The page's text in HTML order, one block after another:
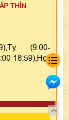
THÌN
(9:00-
18:59),Hợi